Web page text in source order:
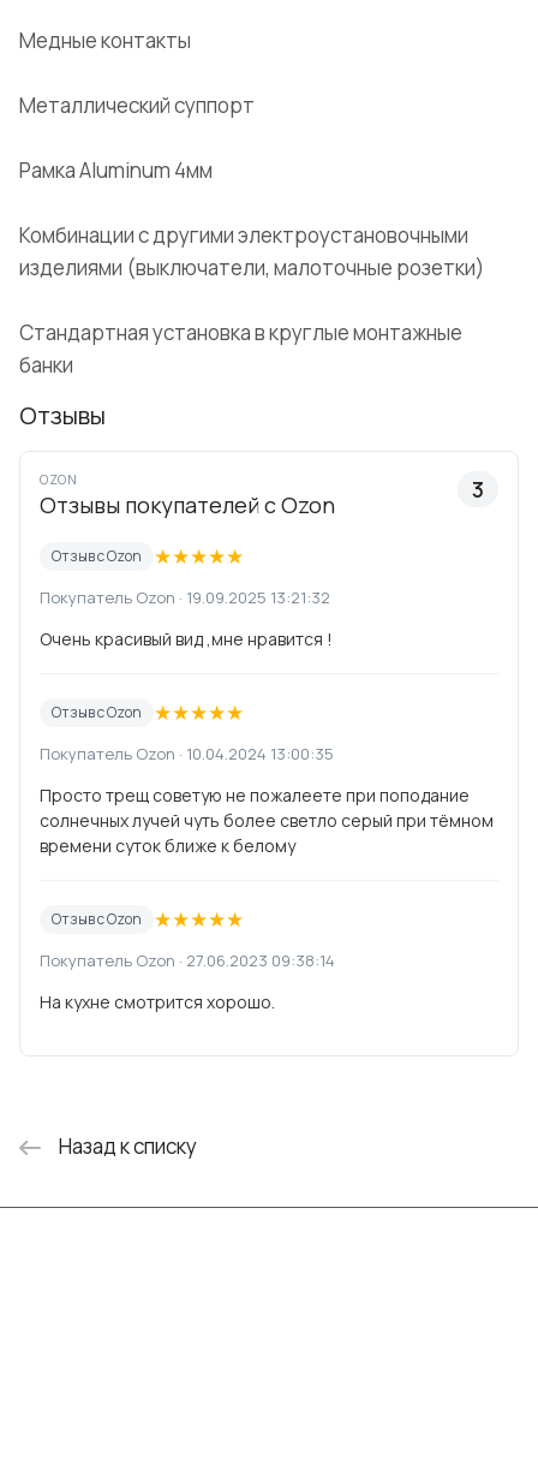
Медные контакты
Металлический суппорт
Рамка Aluminum 4мм
Комбинации с другими электроустановочными
изделиями (выключатели, малоточные розетки)
Стандартная установка в круглые монтажные
банки
Отзывы
OZON
Отзывы покупателей с Ozon
3
Отзыв с Ozon ★★★★★
Покупатель Ozon · 19.09.2025 13:21:32
Очень красивый вид ,мне нравится !
Отзыв с Ozon ★★★★★
Покупатель Ozon · 10.04.2024 13:00:35
Просто трещ советую не пожалеете при поподание
солнечных лучей чуть более светло серый при тёмном
времени суток ближе к белому
Отзыв с Ozon ★★★★★
Покупатель Ozon · 27.06.2023 09:38:14
На кухне смотрится хорошо.
Назад к списку